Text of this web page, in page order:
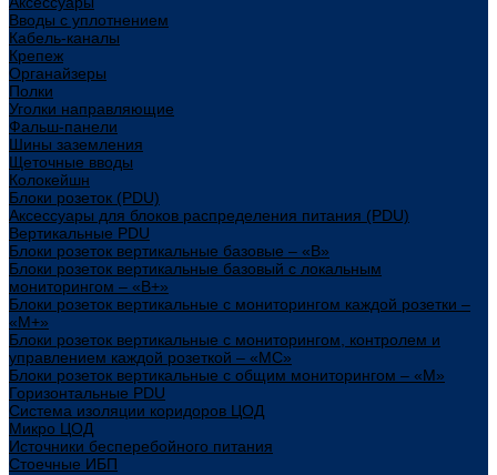
Вводы с уплотнением
Кабель-каналы
Крепеж
Органайзеры
Полки
Уголки направляющие
Фальш-панели
Шины заземления
Щеточные вводы
Колокейшн
Блоки розеток (PDU)
Аксессуары для блоков распределения питания (PDU)
Вертикальные PDU
Блоки розеток вертикальные базовые – «В»
Блоки розеток вертикальные базовый с локальным
мониторингом – «В+»
Блоки розеток вертикальные с мониторингом каждой розетки –
«М+»
Блоки розеток вертикальные с мониторингом, контролем и
управлением каждой розеткой – «МС»
Блоки розеток вертикальные с общим мониторингом – «М»
Горизонтальные PDU
Система изоляции коридоров ЦОД
Микро ЦОД
Источники бесперебойного питания
Стоечные ИБП